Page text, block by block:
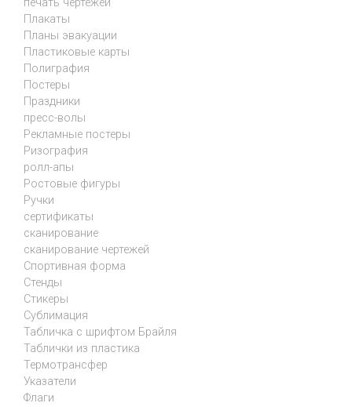
печать чертежей
Плакаты
Планы эвакуации
Пластиковые карты
Полиграфия
Постеры
Праздники
пресс-волы
Рекламные постеры
Ризография
ролл-апы
Ростовые фигуры
Ручки
сертификаты
сканирование
сканирование чертежей
Спортивная форма
Стенды
Стикеры
Сублимация
Табличка с шрифтом Брайля
Таблички из пластика
Термотрансфер
Указатели
Флаги